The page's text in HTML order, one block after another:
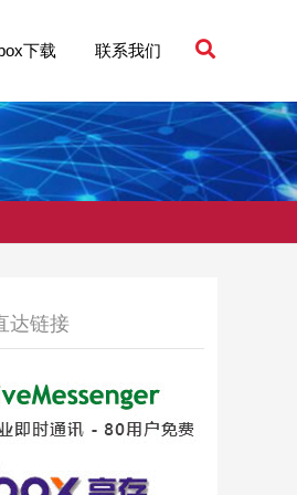
下载 联系我们
达链接